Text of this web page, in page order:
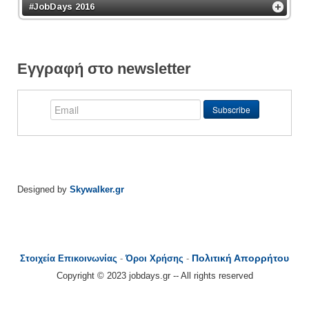
#JobDays 2016
Εγγραφή στο newsletter
Designed by Skywalker.gr
Στοιχεία Επικοινωνίας -Όροι Χρήσης - Πολιτική Απορρήτου
Copyright © 2023 jobdays.gr -- All rights reserved